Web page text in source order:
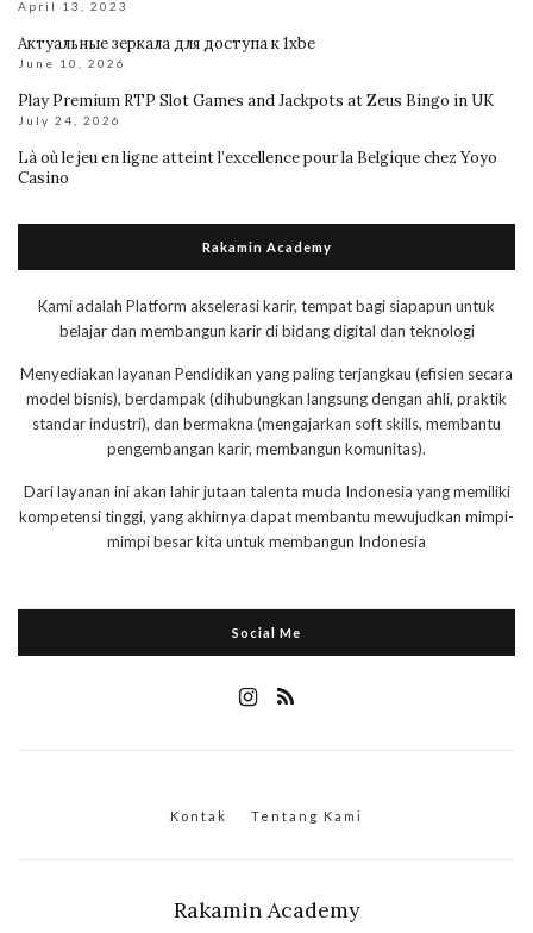
April 13, 2023
Актуальные зеркала для доступа к 1xbe
June 10, 2026
Play Premium RTP Slot Games and Jackpots at Zeus Bingo in UK
July 24, 2026
Là où le jeu en ligne atteint l’excellence pour la Belgique chez Yoyo
Casino
Rakamin Academy
Kami adalah Platform akselerasi karir, tempat bagi siapapun untuk
belajar dan membangun karir di bidang digital dan teknologi
Menyediakan layanan Pendidikan yang paling terjangkau (efisien secara
model bisnis), berdampak (dihubungkan langsung dengan ahli, praktik
standar industri), dan bermakna (mengajarkan soft skills, membantu
pengembangan karir, membangun komunitas).
Dari layanan ini akan lahir jutaan talenta muda Indonesia yang memiliki
kompetensi tinggi, yang akhirnya dapat membantu mewujudkan mimpi-
mimpi besar kita untuk membangun Indonesia
Social Me
Kontak Tentang Kami
Rakamin Academy